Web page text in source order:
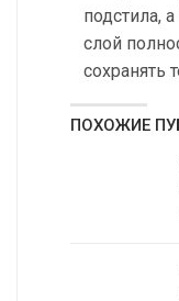
подстила,
слой
сохранять
ПОХОЖИЕ